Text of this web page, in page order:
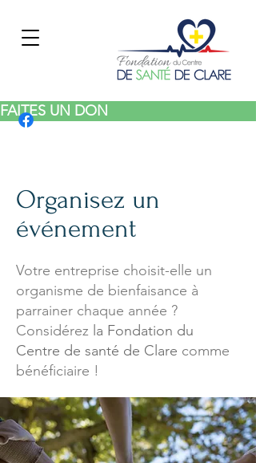
FAITES UN DON
Organisez un
événement
Votre entreprise choisit-elle un
organisme de bienfaisance à
parrainer chaque année ?
Considérez a Fondation du
Centre de santé de Clare comme
bénéficiaire !